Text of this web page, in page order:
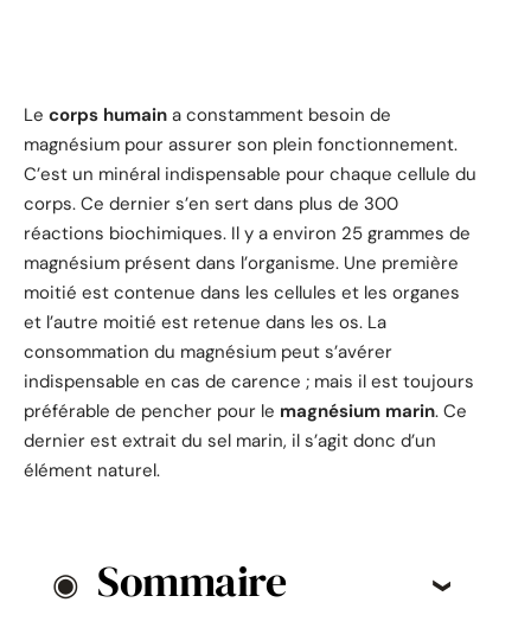
Le corps humain a constamment besoin de
magnésium pour assurer son plein fonctionnement.
C’est un minéral indispensable pour chaque cellule du
corps. Ce dernier s’en sert dans plus de 300
réactions biochimiques. Il y a environ 25 grammes de
magnésium présent dans l’organisme. Une première
moitié est contenue dans les cellules et les organes
et l’autre moitié est retenue dans les os. La
consommation du magnésium peut s’avérer
indispensable en cas de carence ; mais il est toujours
préférable de pencher pour le magnésium marin. Ce
dernier est extrait du sel marin, il s’agit donc d’un
élément naturel.
Sommaire